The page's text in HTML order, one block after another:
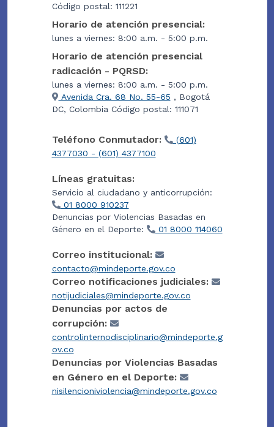
Código postal: 111221
Horario de atención presencial:
lunes a viernes: 8:00 a.m. - 5:00 p.m.
Horario de atención presencial
radicación - PQRSD:
lunes a viernes: 8:00 a.m. - 5:00 p.m.
Avenida Cra. 68 No. 55-65 , Bogotá
DC, Colombia Código postal: 111071
Teléfono Conmutador:
(601)
4377030 - (601) 4377100
Líneas gratuitas:
Servicio al ciudadano y anticorrupción:
01 8000 910237
Denuncias por Violencias Basadas en
Género en el Deporte:
01 8000 114060
Correo institucional:
contacto@mindeporte.gov.co
Correo notificaciones judiciales:
notijudiciales@mindeporte.gov.co
Denuncias por actos de
corrupción:
controlinternodisciplinario@mindeporte.g
ov.co
Denuncias por Violencias Basadas
en Género en el Deporte:
nisilencioniviolencia@mindeporte.gov.co